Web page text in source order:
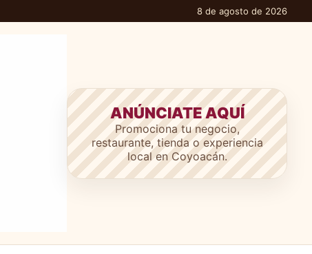
8 de agosto de 2026
ANÚNCIATE AQUÍ
Promociona tu negocio,
restaurante, tienda o experiencia
local en Coyoacán.